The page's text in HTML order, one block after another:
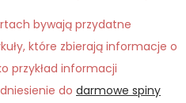
bywają przydatne
które zbierają informacje o
przykład informacji
do darmowe spiny